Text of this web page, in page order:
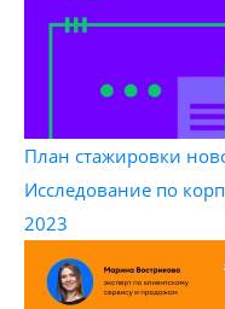
План стажировки
Исследование по
2023